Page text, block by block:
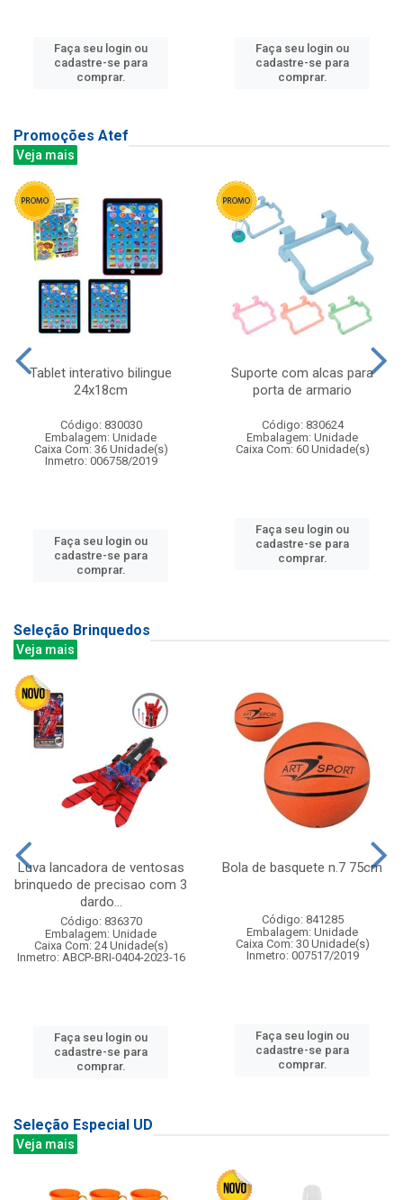
Faça seu login ou
cadastre-se para
comprar.
Faça seu login ou
cadastre-se para
comprar.
Promoções Atef
Veja mais
Tablet interativo bilingue
24x18cm
Código: 830030
Embalagem: Unidade
Caixa Com: 36 Unidade(s)
Inmetro: 006758/2019
Faça seu login ou
cadastre-se para
comprar.
Suporte com alcas para
porta de armario
Código: 830624
Embalagem: Unidade
Caixa Com: 60 Unidade(s)
Faça seu login ou
cadastre-se para
comprar.
Seleção Brinquedos
Veja mais
Luva lancadora de ventosas
brinquedo de precisao com 3
dardo...
Código: 836370
Embalagem: Unidade
Caixa Com: 24 Unidade(s)
Inmetro: ABCP-BRI-0404-2023-16
Faça seu login ou
cadastre-se para
comprar.
Bola de basquete n.7 75cm
Código: 841285
Embalagem: Unidade
Caixa Com: 30 Unidade(s)
Inmetro: 007517/2019
Faça seu login ou
cadastre-se para
comprar.
Seleção Especial UD
Veja mais